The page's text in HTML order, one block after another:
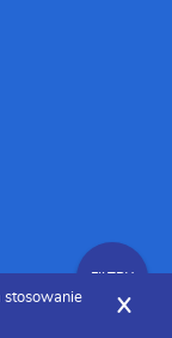
FILTRY
stosowanie
X